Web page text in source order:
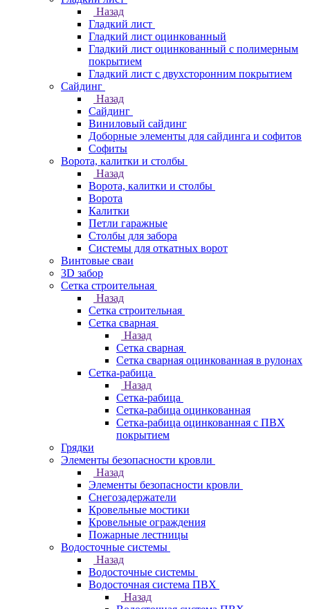
Назад
Гладкий лист
Гладкий лист оцинкованный
Гладкий лист оцинкованный с полимерным
покрытием
Гладкий лист с двухсторонним покрытием
Сайдинг
Назад
Сайдинг
Виниловый сайдинг
Доборные элементы для сайдинга и софитов
Софиты
Ворота, калитки и столбы
Назад
Ворота, калитки и столбы
Ворота
Калитки
Петли гаражные
Столбы для забора
Системы для откатных ворот
Винтовые сваи
3D забор
Сетка строительная
Назад
Сетка строительная
Сетка сварная
Назад
Сетка сварная
Сетка сварная оцинкованная в рулонах
Сетка-рабица
Назад
Сетка-рабица
Сетка-рабица оцинкованная
Сетка-рабица оцинкованная с ПВХ
покрытием
Грядки
Элементы безопасности кровли
Назад
Элементы безопасности кровли
Снегозадержатели
Кровельные мостики
Кровельные ограждения
Пожарные лестницы
Водосточные системы
Назад
Водосточные системы
Водосточная система ПВХ
Назад